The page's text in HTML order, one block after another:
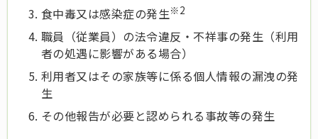
食中毒又は感染症の発生※2
職員（従業員）の法令違反・不祥事の発生（利用
者の処遇に影響がある場合）
利用者又はその家族等に係る個人情報の漏洩の発
生
その他報告が必要と認められる事故等の発生